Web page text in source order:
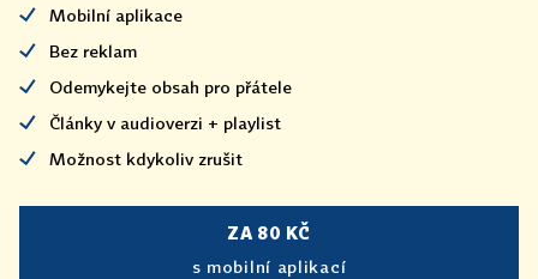
Mobilní aplikace
Bez reklam
Odemykejte obsah pro přátele
Články v audioverzi + playlist
Možnost kdykoliv zrušit
ZA 80 KČ
s mobilní aplikací